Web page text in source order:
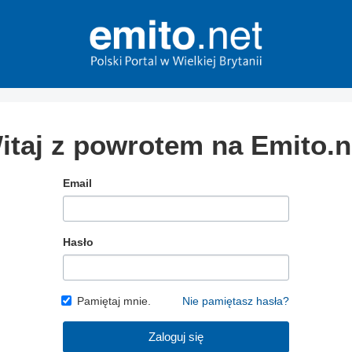
z powrotem na
Email
Hasło
Pamiętaj mnie. Nie pamiętasz hasła?
Zaloguj się